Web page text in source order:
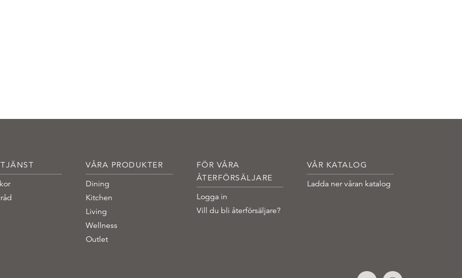
VÅRA PRODUKTER
Dining
Kitchen
Living
Wellness
Outlet
FÖR VÅRA
ÅTERFÖRSÄLJARE
Logga in
Vill du bli återförsäljare?
VÅR KATALOG
Ladda ner våran katalog